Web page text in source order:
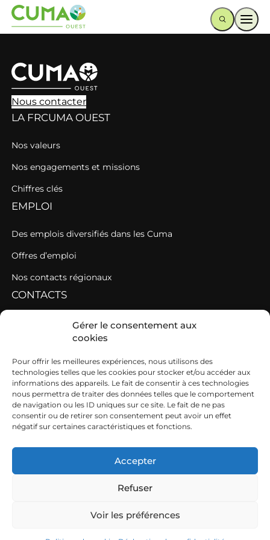
Gérer le consentement aux
cookies
Pour offrir les meilleures expériences, nous utilisons des
technologies telles que les cookies pour stocker et/ou accéder aux
informations des appareils. Le fait de consentir à ces technologies
nous permettra de traiter des données telles que le comportement
de navigation ou les ID uniques sur ce site. Le fait de ne pas
consentir ou de retirer son consentement peut avoir un effet
négatif sur certaines caractéristiques et fonctions.
Accepter
Refuser
Voir les préférences
Nous contacter
LA FRCUMA OUEST
Nos valeurs
Nos engagements et missions
Chiffres clés
EMPLOI
Des emplois diversifiés dans les Cuma
Offres d’emploi
Nos contacts régionaux
CONTACTS
Contacter une fédération
Contacter les AGC de l’Ouest
SIEGE
19b boulevard Nominoë
35740 PACÉ
02 99 54 63 15
FRCuma Ouest © 2026